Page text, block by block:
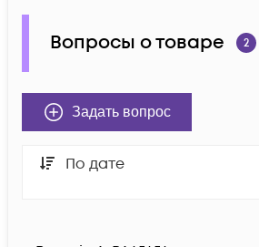
Вопросы о товаре 2
Задать вопрос
По дате